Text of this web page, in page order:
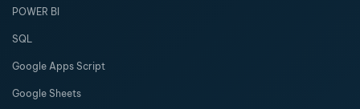
POWER BI
SQL
Google Apps Script
Google Sheets